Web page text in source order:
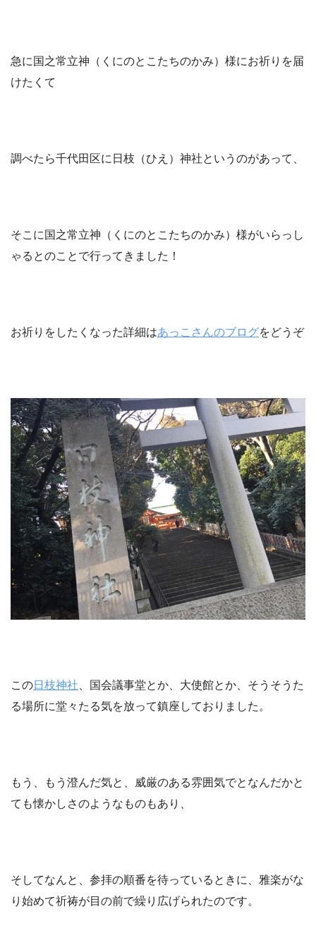
急に国之常立神（くにのとこたちのかみ）様にお祈りを届
けたくて
調べたら千代田区に日枝（ひえ）神社というのがあって、
そこに国之常立神（くにのとこたちのかみ）様がいらっし
ゃるとのことで行ってきました！
お祈りをしたくなった詳細はあっこさんのブログをどうぞ
この日枝神社 、国会議事堂とか、大使館とか、そうそうた
る場所に堂々たる気を放って鎮座しておりました。
もう、もう澄んだ気と、威厳のある雰囲気でとなんだかと
ても懐かしさのようなものもあり、
そしてなんと、参拝の順番を待っているときに、雅楽がな
り始めて祈祷が目の前で繰り広げられたのです。